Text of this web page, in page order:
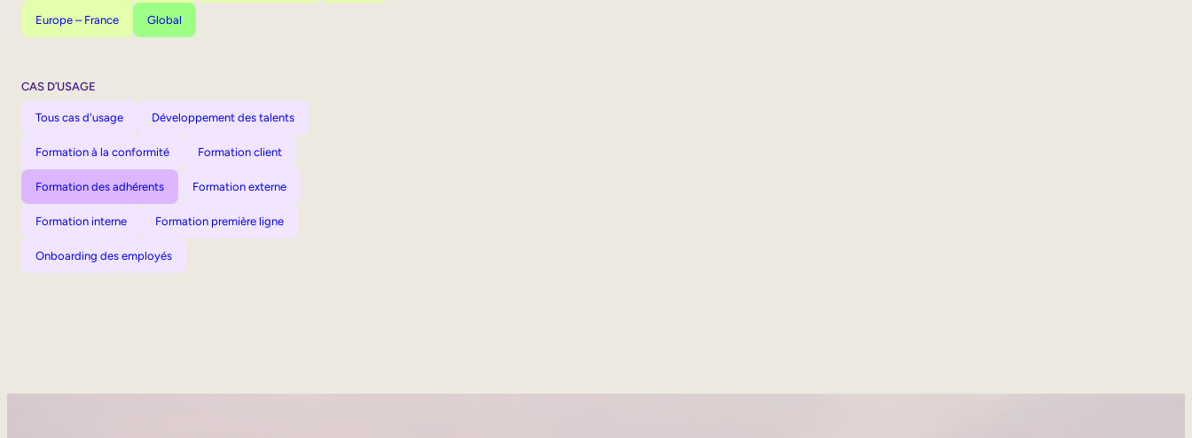
Europe – France Global
CAS D’USAGE
Tous cas d'usage Développement des talents
Formation à la conformité Formation client
Formation des adhérents Formation externe
Formation interne Formation première ligne
Onboarding des employés